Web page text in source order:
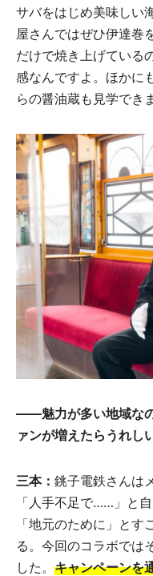
サバをはじめ美味しい
屋さんではぜひ伊達巻
だけで焼き上げている
感なんですよ。ほかに
らの醤油蔵も見学でき
――魅力が多い地域な
ァンが増えたらうれし
三本： 銚子電鉄さんは
「人手不足で……」と
「地元のために」と
る。今回のコラボでは
した。 キャンペーンを